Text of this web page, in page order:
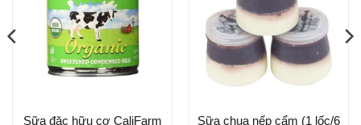
Sữa đặc hữu cơ CaliFarm
Sữa chua nếp cẩm (1 lốc/6